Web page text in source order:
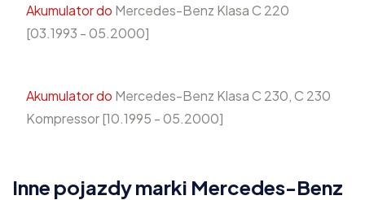
Akumulator do Mercedes-Benz Klasa C 220
[03.1993 - 05.2000]
Akumulator do Mercedes-Benz Klasa C 230, C 230
Kompressor [10.1995 - 05.2000]
Inne pojazdy marki Mercedes-Benz